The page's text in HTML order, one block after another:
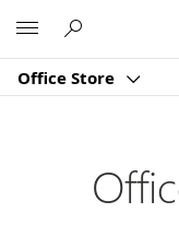
Office Store